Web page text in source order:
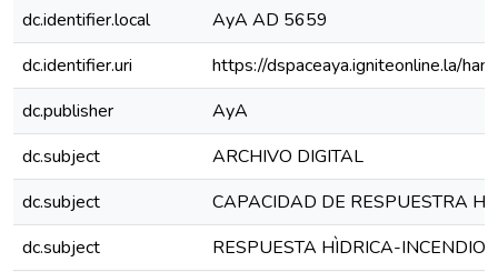
dc.identifier.local
AyA AD 5659
dc.identifier.uri
https://dspaceaya.igniteonline.la/
dc.publisher
AyA
dc.subject
ARCHIVO DIGITAL
dc.subject
CAPACIDAD DE RESPUESTRA
dc.subject
RESPUESTA HÌDRICA-INCENDIOS